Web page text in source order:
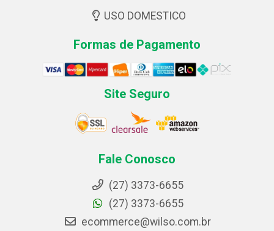
USO DOMESTICO
Formas de Pagamento
Site Seguro
Fale Conosco
(27) 3373-6655
(27) 3373-6655
ecommerce@wilso.com.br